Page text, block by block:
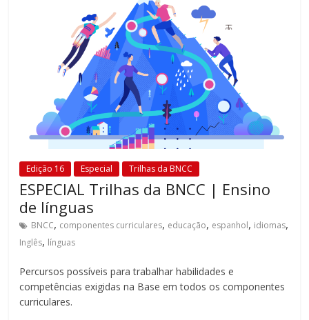
Edição 16 Especial Trilhas da BNCC
ESPECIAL Trilhas da BNCC | Ensino
de línguas
BNCC, componentes curriculares, educação, espanhol, idiomas,
Inglês, línguas
Percursos possíveis para trabalhar habilidades e
competências exigidas na Base em todos os componentes
curriculares.